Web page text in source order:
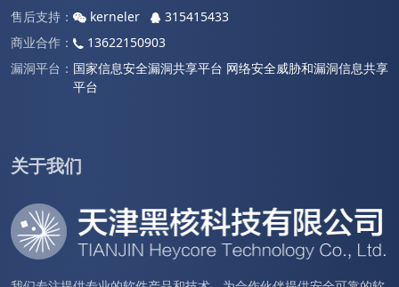
售后支持：
kerneler
315415433
商业合作：
13622150903
漏洞平台： 国家信息安全漏洞共享平台 网络安全威胁和漏洞信息共享
平台
关于我们